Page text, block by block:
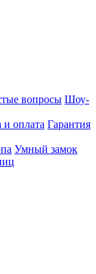
вопросы Шоу-
и оплата Гарантия
Умный замок